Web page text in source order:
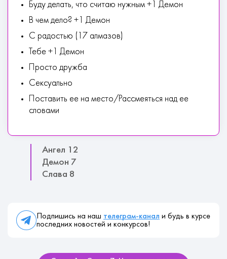
Буду делать, что считаю нужным +1 Демон
В чем дело? +1 Демон
С радостью (17 алмазов)
Тебе +1 Демон
Просто дружба
Сексуально
Поставить ее на место/Рассмеяться над ее
словами
Ангел 12
Демон 7
Слава 8
Подпишись на наш телеграм-канал и будь в курсе
последних новостей и конкурсов!